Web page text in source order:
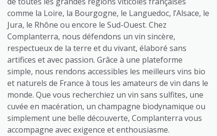
comme la Loire, la Bourgogne, le Languedoc, l’Alsace, le
Jura, le Rhône ou encore le Sud-Ouest. Chez
Complanterra, nous défendons un vin sincère,
respectueux de la terre et du vivant, élaboré sans
artifices et avec passion. Grâce à une plateforme
simple, nous rendons accessibles les meilleurs vins bio
et naturels de France à tous les amateurs de vin dans le
monde. Que vous recherchiez un vin sans sulfites, une
cuvée en macération, un champagne biodynamique ou
simplement une belle découverte, Complanterra vous
accompagne avec exigence et enthousiasme.